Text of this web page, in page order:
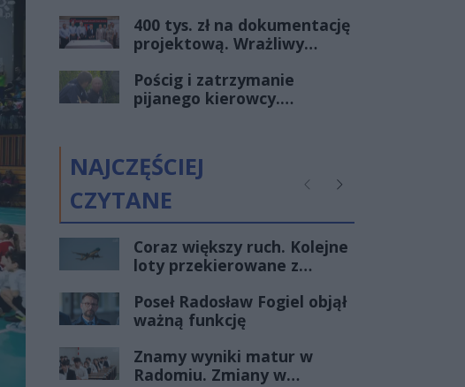
Polski
400 tys. zł na dokumentację
projektową. Wrażliwy
drogach zmieni oblicze
Pościg i zatrzymanie
pijanego kierowcy.
NAJCZĘŚCIEJ
CZYTANE
PoprzednieNastępne
Coraz większy ruch. Kolejne
loty przekierowane z
Poseł Radosław Fogiel objął
ważną funkcję
Znamy wyniki matur w
Radomiu. Zmiany w